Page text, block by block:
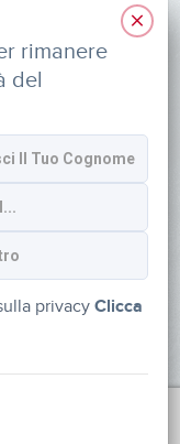
×
rimanere
del
privacyClicca